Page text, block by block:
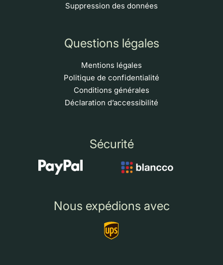
Suppression des données
Questions légales
Mentions légales
Politique de confidentialité
Conditions générales
Déclaration d’accessibilité
Sécurité
Nous expédions avec